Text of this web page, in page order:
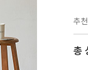
추
총